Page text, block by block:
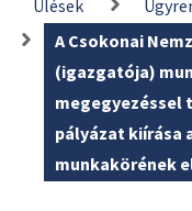
Ülések
A Csokonai
(igazgatója)
megegyezéssel
pályázat kiírása
munkakörének